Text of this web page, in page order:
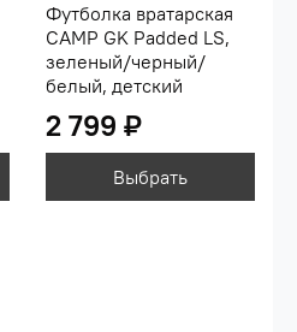
Футболка вратарская
CAMP GK Padded LS,
зеленый/черный/
белый, детский
2 799 ₽
Выбрать